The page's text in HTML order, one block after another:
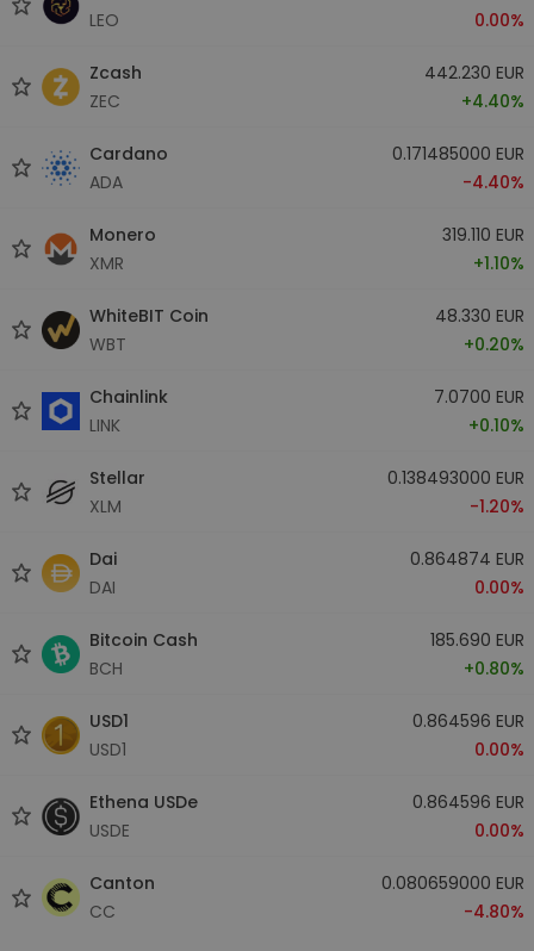
LEO
0.00%
Zcash
ZEC
442.230 EUR
+4.40%
Cardano
ADA
0.171485000 EUR
-4.40%
Monero
XMR
319.110 EUR
+1.10%
WhiteBIT Coin
WBT
48.330 EUR
+0.20%
Chainlink
LINK
7.0700 EUR
+0.10%
Stellar
XLM
0.138493000 EUR
-1.20%
Dai
DAI
0.864874 EUR
0.00%
Bitcoin Cash
BCH
185.690 EUR
+0.80%
USD1
USD1
0.864596 EUR
0.00%
Ethena USDe
USDE
0.864596 EUR
0.00%
Canton
CC
0.080659000 EUR
-4.80%